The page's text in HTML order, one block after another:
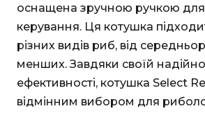
оснащена зручною ручкою для
керування. Ця котушка
різних видів риб, від
менших. Завдяки своїй
ефективності, котушка Select
відмінним вибором для